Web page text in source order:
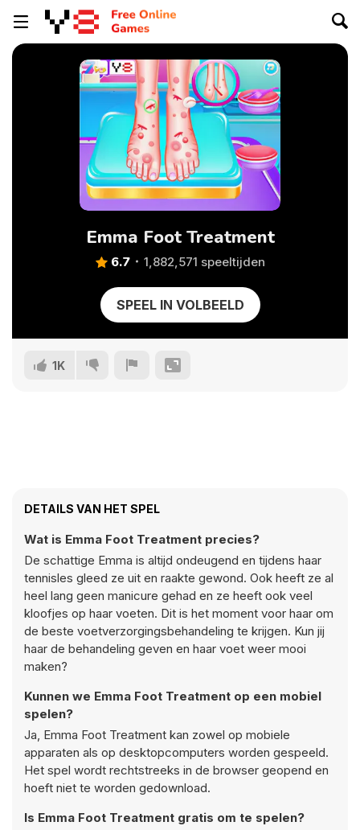
Emma Foot Treatment
6.7 1,882,571 speeltijden
SPEEL IN VOLBEELD
1K
DETAILS VAN HET SPEL
Wat is Emma Foot Treatment precies?
De schattige Emma is altijd ondeugend en tijdens haar
tennisles gleed ze uit en raakte gewond. Ook heeft ze al
heel lang geen manicure gehad en ze heeft ook veel
kloofjes op haar voeten. Dit is het moment voor haar om
de beste voetverzorgingsbehandeling te krijgen. Kun jij
haar de behandeling geven en haar voet weer mooi
maken?
Kunnen we Emma Foot Treatment op een mobiel
spelen?
Ja, Emma Foot Treatment kan zowel op mobiele
apparaten als op desktopcomputers worden gespeeld.
Het spel wordt rechtstreeks in de browser geopend en
hoeft niet te worden gedownload.
Is Emma Foot Treatment gratis om te spelen?